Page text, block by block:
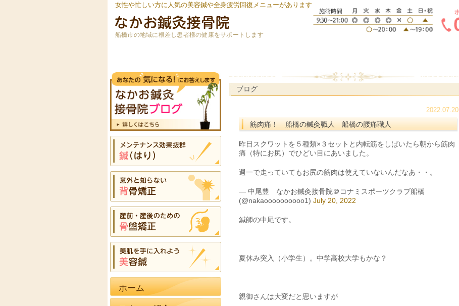
女性や忙しい方に人気の美容鍼や全身疲労回復メニューがあります
船橋市の地域に根差し患者様の健康をサポートします
ブログ
2022.07.20
筋肉痛！ 船橋の鍼灸職人 船橋の腰痛職人
昨日スクワットを５種類×３セットと内転筋をしばいたら朝から筋肉
痛（特にお尻）でひどい目にあいました。
週一で走っていてもお尻の筋肉は使えていないんだなあ・・。
— 中尾豊 なかお鍼灸接骨院＠コナミスポーツクラブ船橋
(@nakaoooooooooo1) July 20, 2022
鍼師の中尾です。
夏休み突入（小学生）。中学高校大学もかな？
親御さんは大変だと思いますが
ホーム